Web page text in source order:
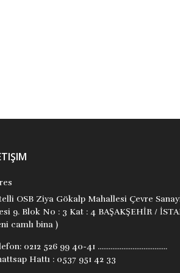
OSB Ziya Gökalp Mahallesi Çevre
9. Blok No : 3 Kat : 4 BAŞAKŞEHİR /
camlı bina )
0212 526 99 40-41 ......................................
Hattı : 0537 951 42 33